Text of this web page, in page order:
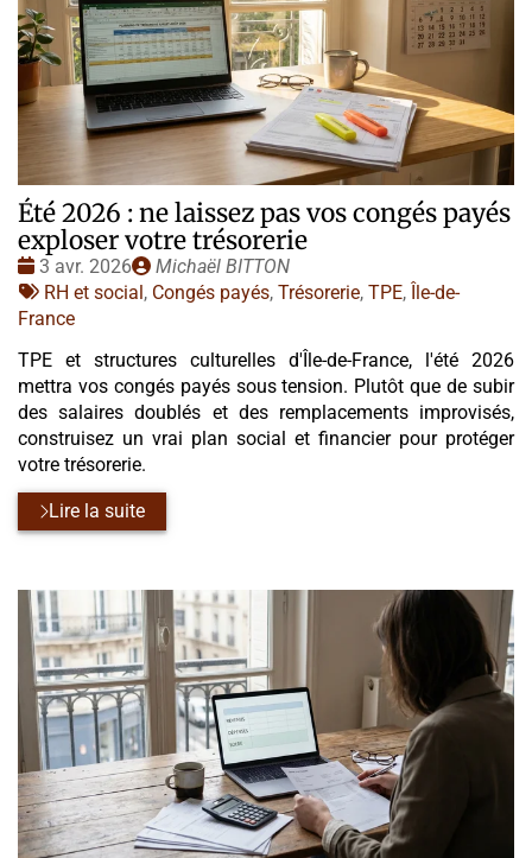
Été 2026 : ne laissez pas vos congés payés
exploser votre trésorerie
Date
:
3 avr. 2026
Publié
par
Michaël BITTON
Tags
:
RH et social , Congés payés, Trésorerie, TPE,
Île-de-
France
TPE et structures culturelles d'Île-de-France, l'été 2026
mettra vos congés payés sous tension. Plutôt que de subir
des salaires doublés et des remplacements improvisés,
construisez un vrai plan social et financier pour protéger
votre trésorerie.
Lire la suite